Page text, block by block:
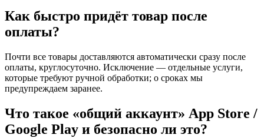
Как быстро придёт товар после
оплаты?
Почти все товары доставляются автоматически сразу после
оплаты, круглосуточно. Исключение — отдельные услуги,
которые требуют ручной обработки; о сроках мы
предупреждаем заранее.
Что такое «общий аккаунт» App Store /
Google Play и безопасно ли это?